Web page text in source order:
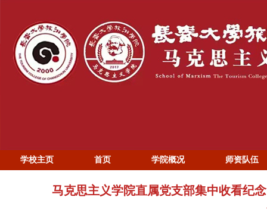
学校主页 首页 学院概况 师资队伍
马克思主义学院直属党支部集中收看纪